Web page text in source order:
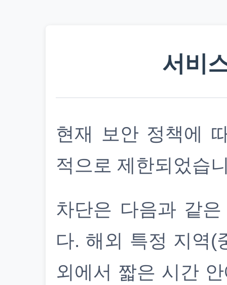
서비
현재 보안 정책에
적으로 제한되었습
차단은 다음과 같
다. 해외 특정 지역(
외에서 짧은 시간